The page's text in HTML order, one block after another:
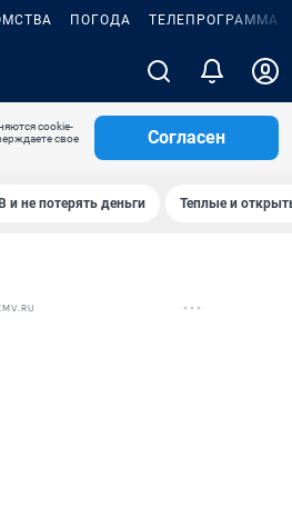
ПОГОДА ТЕЛЕПРОГРАММА
cookie-
свое
Согласен
и не потерять деньги Теплые и